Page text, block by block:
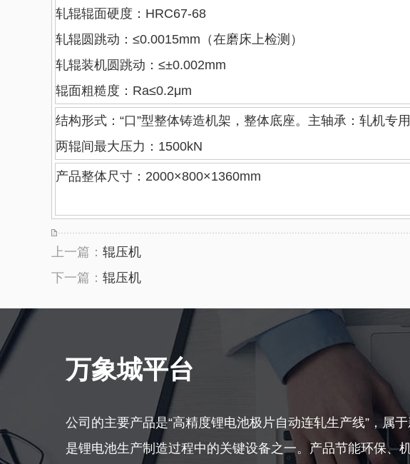
轧辊辊面硬度：HRC67-68
轧辊圆跳动：≤0.0015mm（在磨床上检测）
轧辊装机圆跳动：≤±0.002mm
辊面粗糙度：Ra≤0.2μm
结构形式：“口”型整体铸造机架，整体底座。主轴承：轧机
两辊间最大压力：1500kN
产品整体尺寸：2000×800×1360mm
上一篇： 辊压机
下一篇： 辊压机
万象城平台
公司的主要产品是“高精度锂电池极片自动连轧生产线”，属
是锂电池生产制造过程中的关键设备之一。产品节能环保、